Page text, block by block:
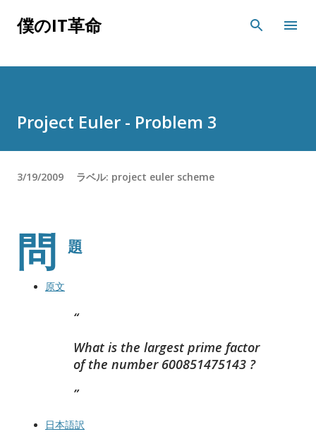
スキップしてメイン コンテンツに移動
僕のIT革命
Project Euler - Problem 3
3/19/2009 ラベル: project euler scheme
問 題
原文
What is the largest prime factor
of the number 600851475143 ?
日本語訳